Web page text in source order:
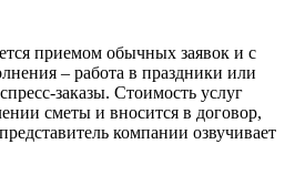
приемом обычных заявок и с
– работа в праздники или
заказы. Стоимость услуг
сметы и вносится в договор,
компании озвучивает